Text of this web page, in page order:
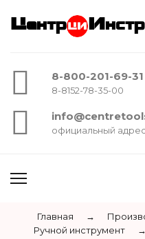
Центр
8-800-201-69-31
8-8152-78-35-00
официальный адрес
Главная →
Ручной инструмент
→